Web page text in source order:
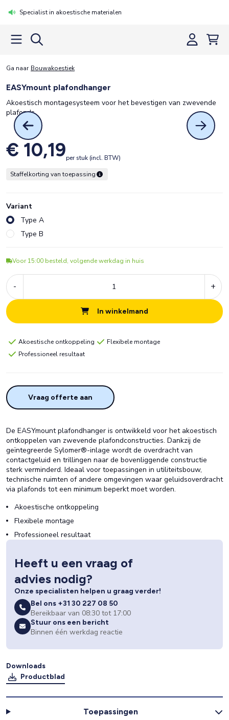
Specialist in akoestische materialen
Ga naar Bouwakoestiek
EASYmount plafondhanger
Akoestisch montagesysteem voor het bevestigen van zwevende
plafonds
€ 10,19per stuk (incl. BTW)
Staffelkorting van toepassing
Variant
Type A
Type B
Voor 15:00 besteld, volgende werkdag in huis
- +
In winkelmand
Akoestische ontkoppeling
Flexibele montage
Professioneel resultaat
Vraag offerte aan
De EASYmount plafondhanger is ontwikkeld voor het akoestisch
ontkoppelen van zwevende plafondconstructies. Dankzij de
geïntegreerde Sylomer®-inlage wordt de overdracht van
contactgeluid en trillingen naar de bovenliggende constructie
sterk verminderd. Ideaal voor toepassingen in utiliteitsbouw,
technische ruimten of andere omgevingen waar geluidsoverdracht
via plafonds tot een minimum beperkt moet worden.
Akoestische ontkoppeling
Flexibele montage
Professioneel resultaat
Heeft u een vraag of
advies nodig?
Onze specialisten helpen u graag verder!
Bel ons +31 30 227 08 50
Bereikbaar van 08:30 tot 17:00
Stuur ons een bericht
Binnen één werkdag reactie
Downloads
Productblad
Toepassingen